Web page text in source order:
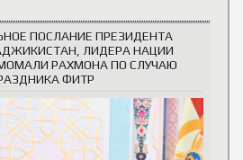
ПОСЛАНИЕ ПРЕЗИДЕНТА
ЛИДЕРА НАЦИИ
РАХМОНА ПО СЛУЧАЮ
ФИТР